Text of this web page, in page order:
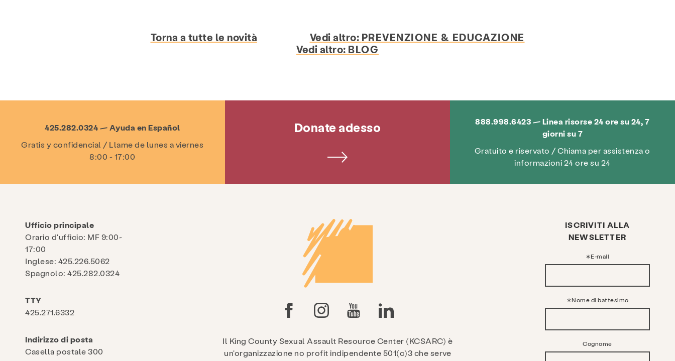
Torna a tutte le novità Vedi altro: PREVENZIONE & EDUCAZIONE
Vedi altro: BLOG
425.282.0324 — Ayuda en Español
Gratis y confidencial / Llame de lunes a viernes
8:00 - 17:00
Donate adesso
888.998.6423 — Linea risorse 24 ore su 24, 7
giorni su 7
Gratuito e riservato / Chiama per assistenza o
informazioni 24 ore su 24
Ufficio principale
Orario d'ufficio: MF 9:00-
17:00
Inglese: 425.226.5062
Spagnolo: 425.282.0324
TTY
425.271.6332
Indirizzo di posta
Casella postale 300
Il King County Sexual Assault Resource Center (KCSARC) è
un'organizzazione no profit indipendente 501(c)3 che serve
ISCRIVITI ALLA
NEWSLETTER
E-mail
Nome di battesimo
Cognome